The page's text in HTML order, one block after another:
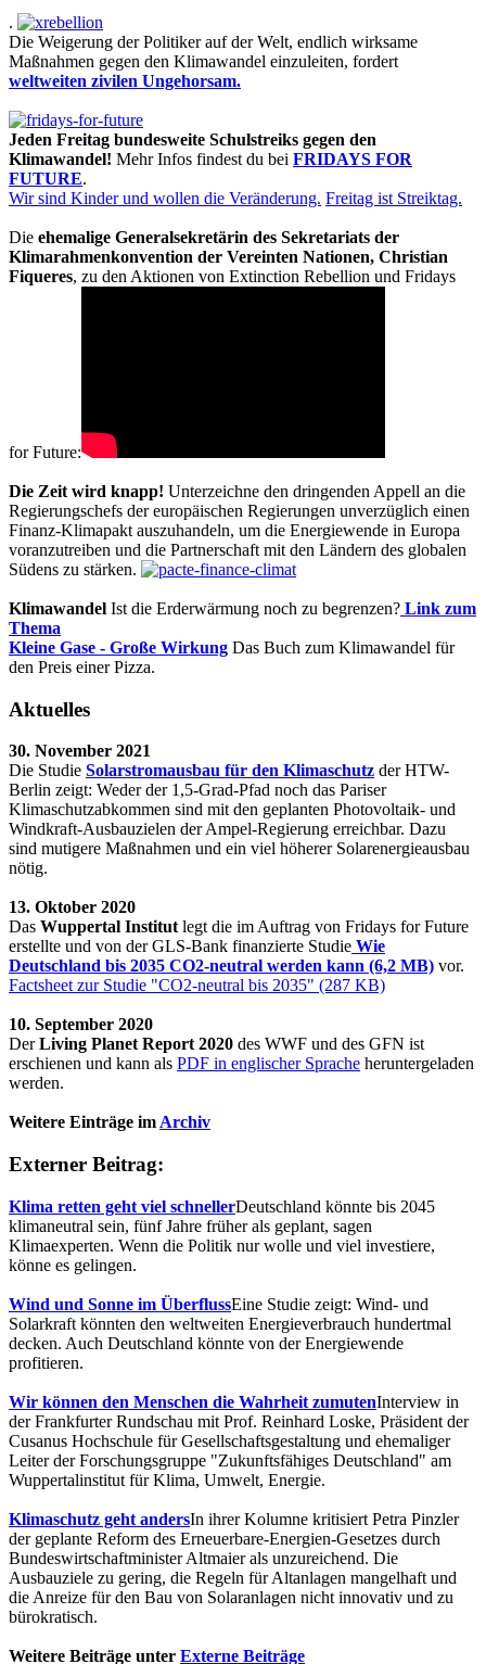
.
Die Weigerung der Politiker auf der Welt, endlich wirksame
Maßnahmen gegen den Klimawandel einzuleiten, fordert
weltweiten zivilen Ungehorsam.
Jeden Freitag bundesweite Schulstreiks gegen den
Klimawandel! Mehr Infos findest du bei FRIDAYS FOR
FUTURE.
Wir sind Kinder und wollen die Veränderung. Freitag ist Streiktag.
Die ehemalige Generalsekretärin des Sekretariats der
Klimarahmenkonvention der Vereinten Nationen, Christian
Fiqueres, zu den Aktionen von Extinction Rebellion und Fridays
for Future:
Die Zeit wird knapp! Unterzeichne den dringenden Appell an die
Regierungschefs der europäischen Regierungen unverzüglich einen
Finanz-Klimapakt auszuhandeln, um die Energiewende in Europa
voranzutreiben und die Partnerschaft mit den Ländern des globalen
Südens zu stärken.
Klimawandel Ist die Erderwärmung noch zu begrenzen? Link zum
Thema
Kleine Gase - Große Wirkung Das Buch zum Klimawandel für
den Preis einer Pizza.
Aktuelles
30. November 2021
Die Studie Solarstromausbau für den Klimaschutz der HTW-
Berlin zeigt: Weder der 1,5-Grad-Pfad noch das Pariser
Klimaschutzabkommen sind mit den geplanten Photovoltaik- und
Windkraft-Ausbauzielen der Ampel-Regierung erreichbar. Dazu
sind mutigere Maßnahmen und ein viel höherer Solarenergieausbau
nötig.
13. Oktober 2020
Das Wuppertal Institutlegt die im Auftrag von Fridays for Future
erstellte und von der GLS-Bank finanzierte Studie Wie
Deutschland bis 2035 CO2-neutral werden kann (6,2 MB) vor.
Factsheet zur Studie "CO2-neutral bis 2035" (287 KB)
10. September 2020
DerLiving Planet Report 2020 des WWF und des GFN ist
erschienen und kann als PDF in englischer Sprache heruntergeladen
werden.
Weitere Einträge imArchiv
Externer Beitrag:
Klima retten geht viel schnellerDeutschland könnte bis 2045
klimaneutral sein, fünf Jahre früher als geplant, sagen
Klimaexperten. Wenn die Politik nur wolle und viel investiere,
könne es gelingen.
Wind und Sonne im ÜberflussEine Studie zeigt: Wind- und
Solarkraft könnten den weltweiten Energieverbrauch hundertmal
decken. Auch Deutschland könnte von der Energiewende
profitieren.
Wir können den Menschen die Wahrheit zumutenInterview in
der Frankfurter Rundschau mit Prof. Reinhard Loske, Präsident der
Cusanus Hochschule für Gesellschaftsgestaltung und ehemaliger
Leiter der Forschungsgruppe "Zukunftsfähiges Deutschland" am
Wuppertalinstitut für Klima, Umwelt, Energie.
Klimaschutz geht andersIn ihrer Kolumne kritisiert Petra Pinzler
der geplante Reform des Erneuerbare-Energien-Gesetzes durch
Bundeswirtschaftminister Altmaier als unzureichend. Die
Ausbauziele zu gering, die Regeln für Altanlagen mangelhaft und
die Anreize für den Bau von Solaranlagen nicht innovativ und zu
bürokratisch.
Weitere Beiträge unter Externe Beiträge